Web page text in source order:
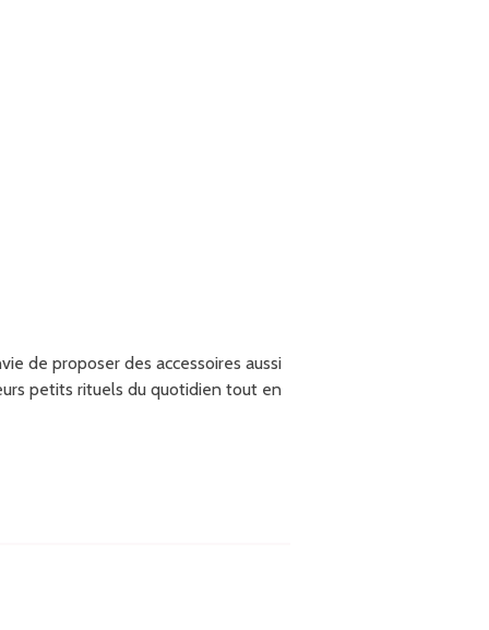
de proposer des accessoires aussi
petits rituels du quotidien tout en